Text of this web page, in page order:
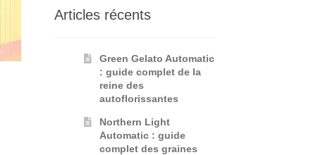
Articles récents
Green Gelato Automatic
: guide complet de la
reine des
autoflorissantes
Northern Light
Automatic : guide
complet des graines